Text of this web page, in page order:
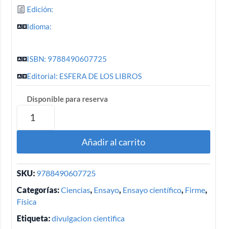
Edición:
Idioma:
ISBN: 9788490607725
Editorial: ESFERA DE LOS LIBROS
Disponible para reserva
Añadir al carrito
SKU: 9788490607725
Categorías:Ciencias, Ensayo, Ensayo científico, Firme,
Física
Etiqueta:divulgacion cientifica